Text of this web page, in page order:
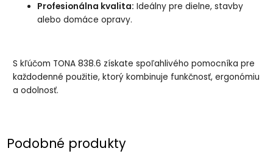
Profesionálna kvalita: Ideálny pre dielne, stavby
alebo domáce opravy.
S kľúčom TONA 838.6 získate spoľahlivého pomocníka pre
každodenné použitie, ktorý kombinuje funkčnosť, ergonómiu
a odolnosť.
Podobné produkty